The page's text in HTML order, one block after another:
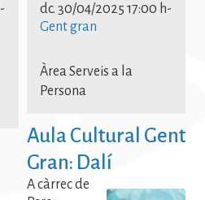
-
dc. 30/04/2025 17:00 h-
Gent gran
Àrea Serveis a la
Persona
Aula Cultural Gent
Gran: Dalí
A càrrec de